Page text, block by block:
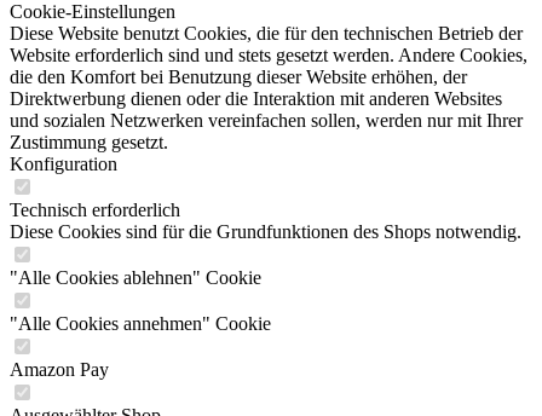
Cookie-Einstellungen
Diese Website benutzt Cookies, die für den technischen Betrieb der
Website erforderlich sind und stets gesetzt werden. Andere Cookies,
die den Komfort bei Benutzung dieser Website erhöhen, der
Direktwerbung dienen oder die Interaktion mit anderen Websites
und sozialen Netzwerken vereinfachen sollen, werden nur mit Ihrer
Zustimmung gesetzt.
Konfiguration
Technisch erforderlich
Diese Cookies sind für die Grundfunktionen des Shops notwendig.
"Alle Cookies ablehnen" Cookie
"Alle Cookies annehmen" Cookie
Amazon Pay